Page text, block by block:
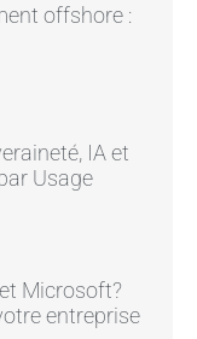
offshore :
IA et
Usage
Microsoft?
entreprise